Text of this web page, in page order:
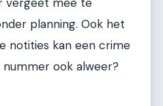
planning. Ook het
notities kan een crime
nummer ook alweer?